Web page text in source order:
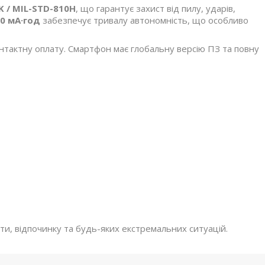
/ MIL-STD-810H, що гарантує захист від пилу, ударів,
мА·год забезпечує тривалу автономність, що особливо
оплату. Смартфон має глобальну версію ПЗ та повну
відпочинку та будь-яких екстремальних ситуацій.